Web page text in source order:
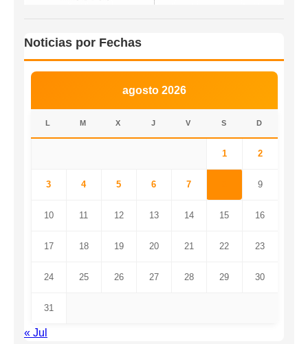
Noticias por Fechas
agosto 2026
L M X J V S D
1 2
3 4 5 6 7 9
10 11 12 13 14 15 16
17 18 19 20 21 22 23
24 25 26 27 28 29 30
31
« Jul